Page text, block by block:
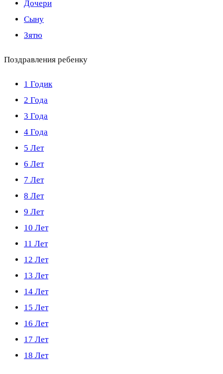
Дочери
Сыну
Зятю
Поздравления ребенку
1 Годик
2 Года
3 Года
4 Года
5 Лет
6 Лет
7 Лет
8 Лет
9 Лет
10 Лет
11 Лет
12 Лет
13 Лет
14 Лет
15 Лет
16 Лет
17 Лет
18 Лет